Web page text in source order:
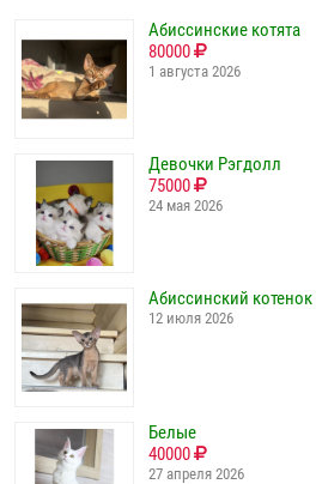
Абиссинские котята
80000
1 августа 2026
Девочки Рэгдолл
75000
24 мая 2026
Абиссинский котенок
12 июля 2026
Белые
40000
27 апреля 2026